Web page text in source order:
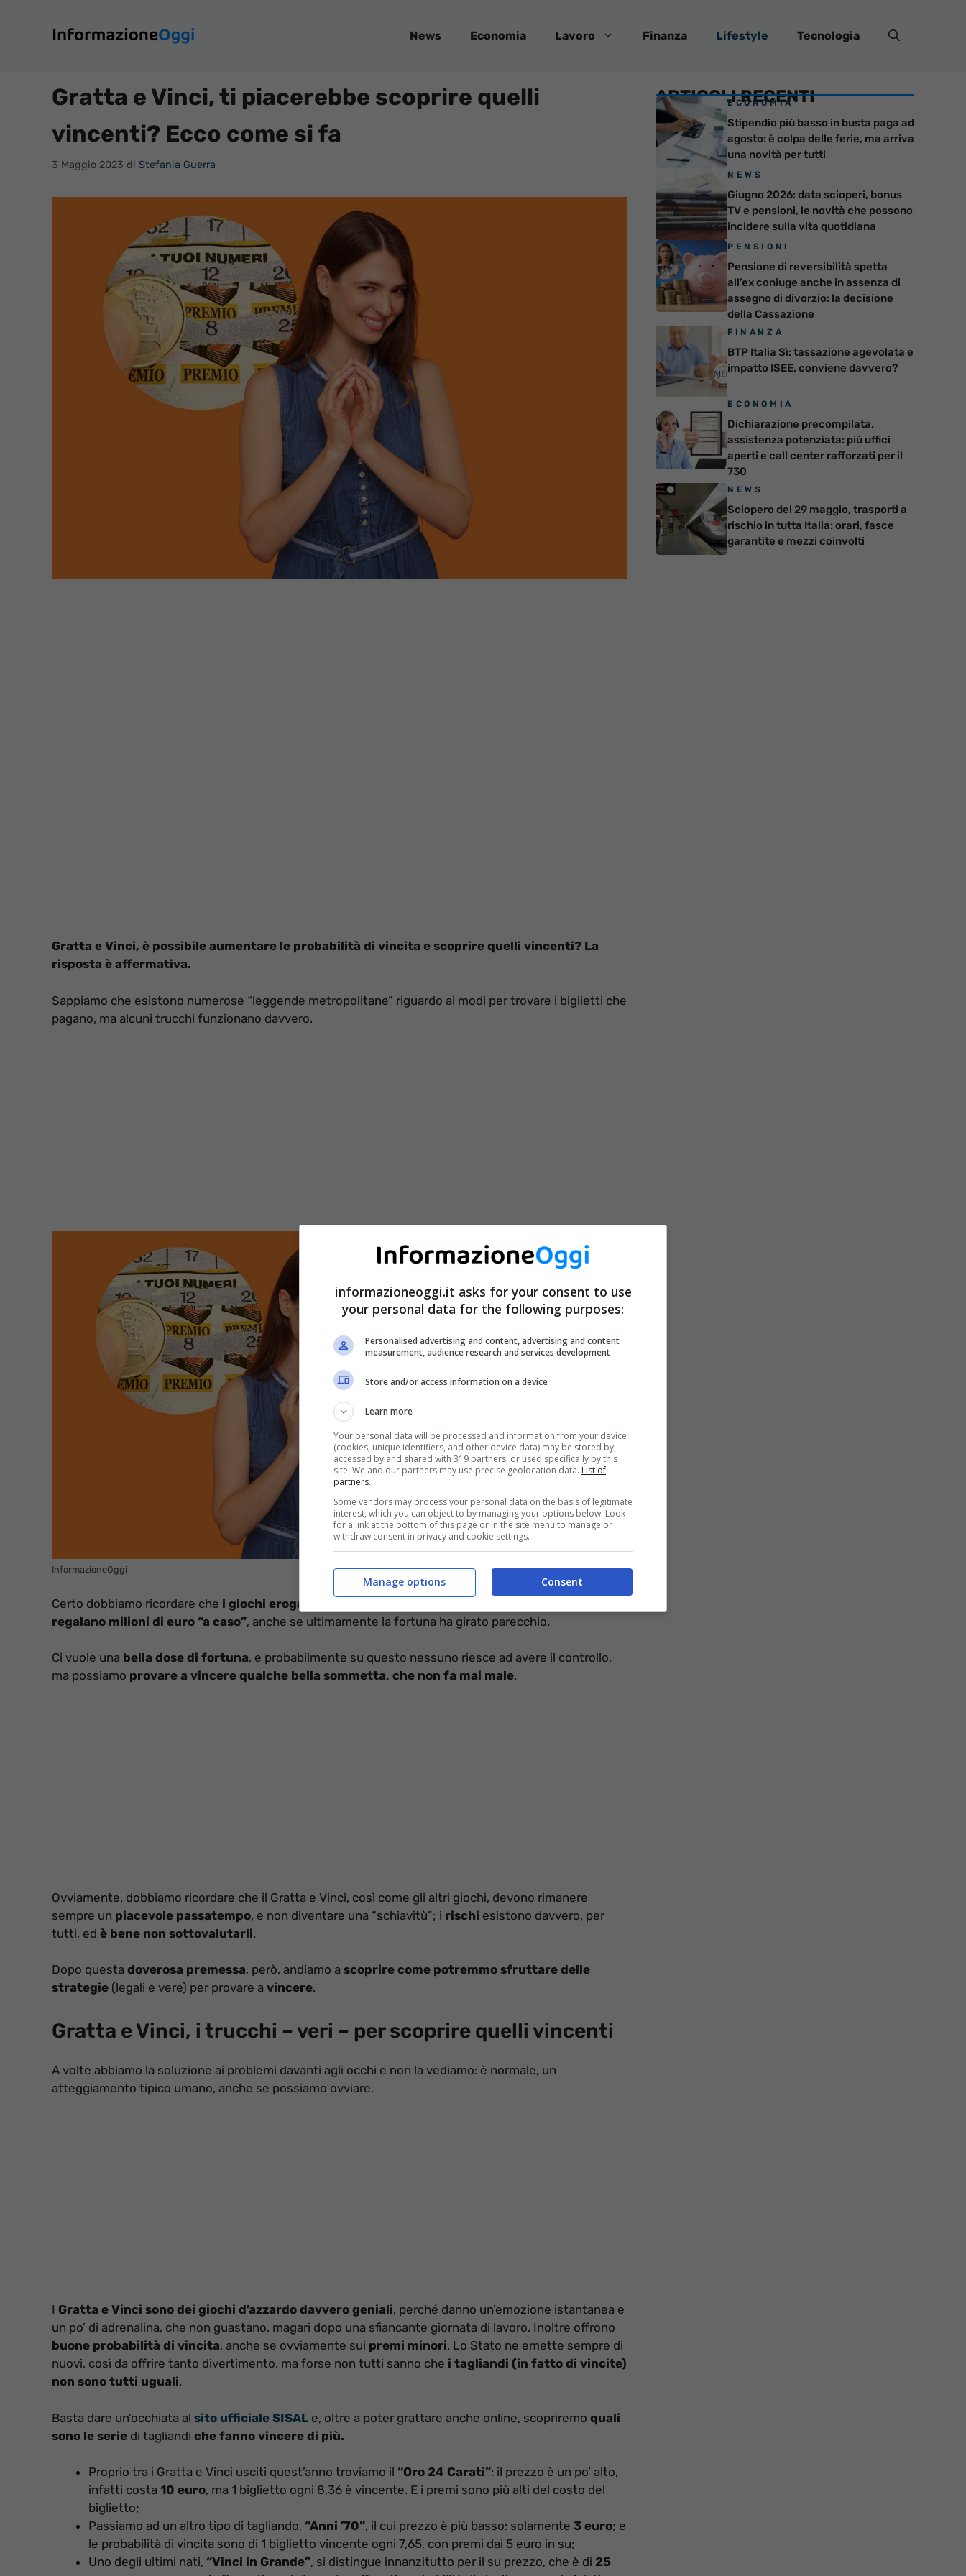
contenuto
News Economia Lavoro Finanza Lifestyle Tecnologia
Gratta e Vinci, ti piacerebbe scoprire quelli
vincenti? Ecco come si fa
3 Maggio 2023 di Stefania Guerra
Gratta e Vinci, è possibile aumentare le probabilità di vincita e scoprire quelli vincenti? La
risposta è affermativa.
Sappiamo che esistono numerose “leggende metropolitane” riguardo ai modi per trovare i biglietti che
pagano, ma alcuni trucchi funzionano davvero.
InformazioneOggi
Certo dobbiamo ricordare che i giochi erogati dallo Stato sono studiati molto bene
regalano milioni di euro “a caso”, anche se ultimamente la fortuna ha girato parecchio.
Ci vuole una bella dose di fortuna, e probabilmente su questo nessuno riesce ad avere il controllo,
ma possiamo provare a vincere qualche bella sommetta, che non fa mai male.
Ovviamente, dobbiamo ricordare che il Gratta e Vinci, così come gli altri giochi, devono rimanere
sempre un piacevole passatempo, e non diventare una “schiavitù”; i rischi esistono davvero, per
tutti, ed è bene non sottovalutarli.
Dopo questa doverosa premessa, però, andiamo a scoprire come potremmo sfruttare delle
strategie (legali e vere) per provare a vincere.
Gratta e Vinci, i trucchi – veri – per scoprire quelli vincenti
A volte abbiamo la soluzione ai problemi davanti agli occhi e non la vediamo: è normale, un
atteggiamento tipico umano, anche se possiamo ovviare.
I Gratta e Vinci sono dei giochi d’azzardo davvero geniali, perché danno un’emozione istantanea e
un po’ di adrenalina, che non guastano, magari dopo una sfiancante giornata di lavoro. Inoltre offrono
buone probabilità di vincita, anche se ovviamente sui premi minori. Lo Stato ne emette sempre di
nuovi, così da offrire tanto divertimento, ma forse non tutti sanno che i tagliandi (in fatto di vincite)
non sono tutti uguali.
Basta dare un’occhiata al sito ufficiale SISAL e, oltre a poter grattare anche online, scopriremo quali
sono le serie di tagliandi che fanno vincere di più.
Proprio tra i Gratta e Vinci usciti quest’anno troviamo il “Oro 24 Carati”: il prezzo è un po’ alto,
infatti costa 10 euro, ma 1 biglietto ogni 8,36 è vincente. E i premi sono più alti del costo del
biglietto;
Passiamo ad un altro tipo di tagliando, “Anni ’70”, il cui prezzo è più basso: solamente 3 euro; e
le probabilità di vincita sono di 1 biglietto vincente ogni 7,65, con premi dai 5 euro in su;
Uno degli ultimi nati, “Vinci in Grande”, si distingue innanzitutto per il su prezzo, che è di 25
ARTICOLI RECENTI
ECONOMIA
Stipendio più basso in busta paga ad
agosto: è colpa delle ferie, ma arriva
una novità per tutti
NEWS
Giugno 2026: data scioperi, bonus
TV e pensioni, le novità che possono
incidere sulla vita quotidiana
PENSIONI
Pensione di reversibilità spetta
all’ex coniuge anche in assenza di
assegno di divorzio: la decisione
della Cassazione
FINANZA
BTP Italia Sì: tassazione agevolata e
impatto ISEE, conviene davvero?
ECONOMIA
Dichiarazione precompilata,
assistenza potenziata: più uffici
aperti e call center rafforzati per il
730
NEWS
Sciopero del 29 maggio, trasporti a
rischio in tutta Italia: orari, fasce
garantite e mezzi coinvolti
informazioneoggi.it asks for your consent to use
your personal data for the following purposes:
Personalised advertising and content, advertising and content
measurement, audience research and services development
Store and/or access information on a device
Learn more
Your personal data will be processed and information from your device
(cookies, unique identifiers, and other device data) may be stored by,
accessed by and shared with 319 partners, or used specifically by this
site. We and our partners may use precise geolocation data. List of
partners.
Some vendors may process your personal data on the basis of legitimate
interest, which you can object to by managing your options below. Look
for a link at the bottom of this page or in the site menu to manage or
withdraw consent in privacy and cookie settings.
Consent
Manage options